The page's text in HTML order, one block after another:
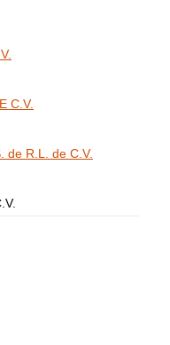
C.V.
de R.L. de C.V.